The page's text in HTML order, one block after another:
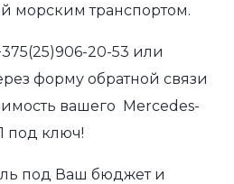
морским транспортом.
20-53 или
форму обратной связи
вашего Mercedes-
под ключ!
под Ваш бюджет и